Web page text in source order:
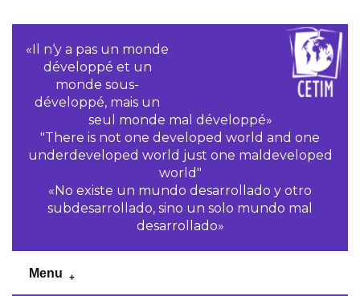
«Il n‘y a pas un monde
développé et un
monde sous-
développé, mais un
seul monde mal développé»
"There is not one developed world and one
underdeveloped world just one maldeveloped
world"
«No existe un mundo desarrollado y otro
subdesarrollado, sino un solo mundo mal
desarrollado»
Menu